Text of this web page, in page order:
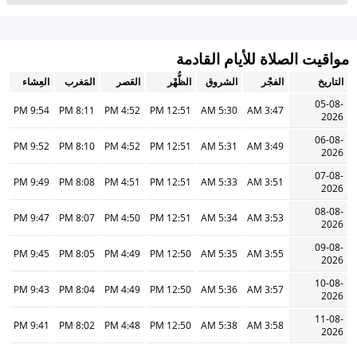
مواقيت الصلاة للأيام القادمة
التاريخ الفجْر الشروق الظُّهْر العَصر المَغرب
العِشاء
05-08-
2026
3:47 AM
5:30 AM
12:51 PM
4:52 PM
8:11 PM
9:54 PM
06-08-
2026
3:49 AM
5:31 AM
12:51 PM
4:52 PM
8:10 PM
9:52 PM
07-08-
2026
3:51 AM
5:33 AM
12:51 PM
4:51 PM
8:08 PM
9:49 PM
08-08-
2026
3:53 AM
5:34 AM
12:51 PM
4:50 PM
8:07 PM
9:47 PM
09-08-
2026
3:55 AM
5:35 AM
12:50 PM
4:49 PM
8:05 PM
9:45 PM
10-08-
2026
3:57 AM
5:36 AM
12:50 PM
4:49 PM
8:04 PM
9:43 PM
11-08-
2026
3:58 AM
5:38 AM
12:50 PM
4:48 PM
8:02 PM
9:41 PM